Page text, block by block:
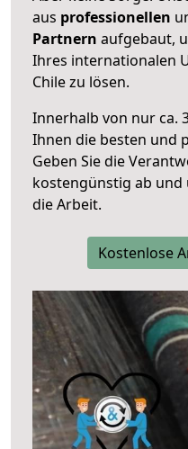
aus professionellen
Partnern aufgebaut,
Ihres internationalen
Chile zu lösen.
Innerhalb von nur ca.
Ihnen die besten und
Geben Sie die
kostengünstig ab und
die Arbeit.
Kostenlose